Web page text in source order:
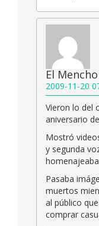
El Mencho
2009-11-20
Vieron lo del
aniversario
Mostró
y segunda
Pasaba
muertos
al público
comprar